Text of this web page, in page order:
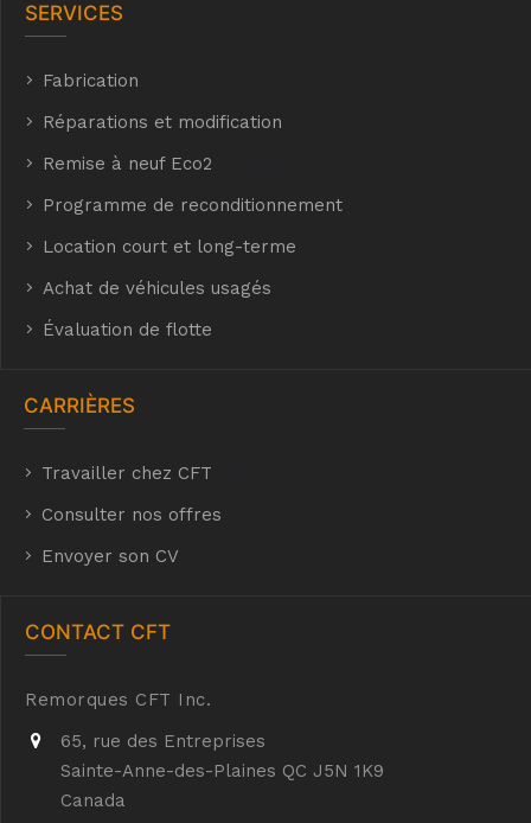
SERVICES
Fabrication
Réparations et modification
Remise à neuf Eco2
Programme de reconditionnement
Location court et long-terme
Achat de véhicules usagés
Évaluation de flotte
CARRIÈRES
Travailler chez CFT
Consulter nos offres
Envoyer son CV
CONTACT CFT
Remorques CFT Inc.
65, rue des Entreprises
Sainte-Anne-des-Plaines QC J5N 1K9
Canada